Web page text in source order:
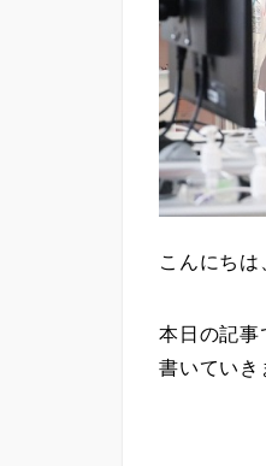
こんにちは
本日の記事
書いていき